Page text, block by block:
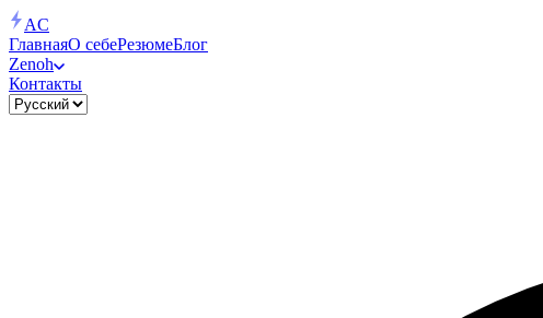
AC
ГлавнаяО себеРезюмеБлог
Zenoh
Контакты